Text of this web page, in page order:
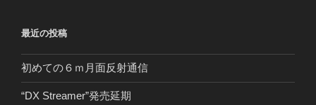
最近の投稿
初めての６ｍ月面反射通信
“DX Streamer”発売延期